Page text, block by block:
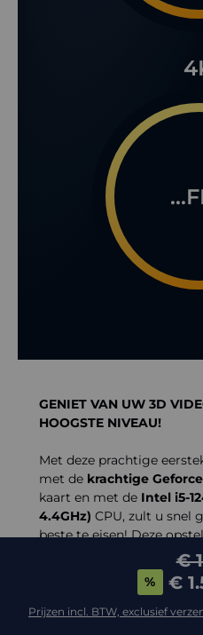
GENIET VAN UW 3D
HOOGSTE NIVEAU!
Met deze prachtige
met de krachtige
kaart en met de Intel i5-
4.4GHz) CPU, zult u snel
beste te eisen! Deze
compromisloos wil
en multimedia, dankzij
Dankzij de efficiënte
€
% €
Prijzen incl. BTW, exclusief